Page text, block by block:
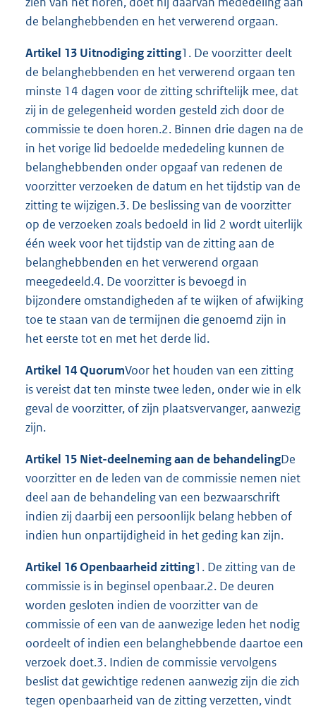
de belanghebbenden en het verwerend orgaan.
Artikel 13 Uitnodiging zitting1. De voorzitter deelt
de belanghebbenden en het verwerend orgaan ten
minste 14 dagen voor de zitting schriftelijk mee, dat
zij in de gelegenheid worden gesteld zich door de
commissie te doen horen.2. Binnen drie dagen na de
in het vorige lid bedoelde mededeling kunnen de
belanghebbenden onder opgaaf van redenen de
voorzitter verzoeken de datum en het tijdstip van de
zitting te wijzigen.3. De beslissing van de voorzitter
op de verzoeken zoals bedoeld in lid 2 wordt uiterlijk
één week voor het tijdstip van de zitting aan de
belanghebbenden en het verwerend orgaan
meegedeeld.4. De voorzitter is bevoegd in
bijzondere omstandigheden af te wijken of afwijking
toe te staan van de termijnen die genoemd zijn in
het eerste tot en met het derde lid.
Artikel 14 QuorumVoor het houden van een zitting
is vereist dat ten minste twee leden, onder wie in elk
geval de voorzitter, of zijn plaatsvervanger, aanwezig
zijn.
Artikel 15 Niet-deelneming aan de behandelingDe
voorzitter en de leden van de commissie nemen niet
deel aan de behandeling van een bezwaarschrift
indien zij daarbij een persoonlijk belang hebben of
indien hun onpartijdigheid in het geding kan zijn.
Artikel 16 Openbaarheid zitting1. De zitting van de
commissie is in beginsel openbaar.2. De deuren
worden gesloten indien de voorzitter van de
commissie of een van de aanwezige leden het nodig
oordeelt of indien een belanghebbende daartoe een
verzoek doet.3. Indien de commissie vervolgens
beslist dat gewichtige redenen aanwezig zijn die zich
tegen openbaarheid van de zitting verzetten, vindt